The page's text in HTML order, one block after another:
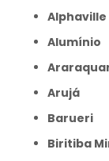
Alumínio
Arujá
Barueri
Biritiba